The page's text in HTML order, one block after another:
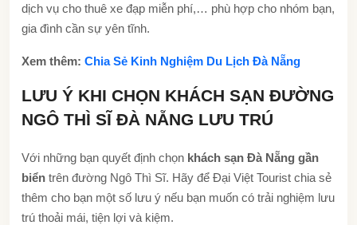
dịch vụ cho thuê xe đạp miễn phí,… phù hợp cho nhóm bạn,
gia đình cần sự yên tĩnh.
Xem thêm: Chia Sẻ Kinh Nghiệm Du Lịch Đà Nẵng
LƯU Ý KHI CHỌN KHÁCH SẠN ĐƯỜNG
NGÔ THÌ SĨ ĐÀ NẴNG LƯU TRÚ
Với những bạn quyết định chọn khách sạn Đà Nẵng gần
biển trên đường Ngô Thì Sĩ. Hãy để Đại Việt Tourist chia sẻ
thêm cho bạn một số lưu ý nếu bạn muốn có trải nghiệm lưu
trú thoải mái, tiện lợi và kiệm.